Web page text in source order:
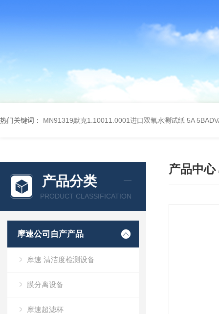
热门关键词： MN91319默克1.10011.0001进口双氧水测试纸 5A
产品分类
PRODUCT CLASSIFICATION
摩速公司自产产品
摩速 清洁度检测设备
膜分离设备
摩速超滤杯
产品中心